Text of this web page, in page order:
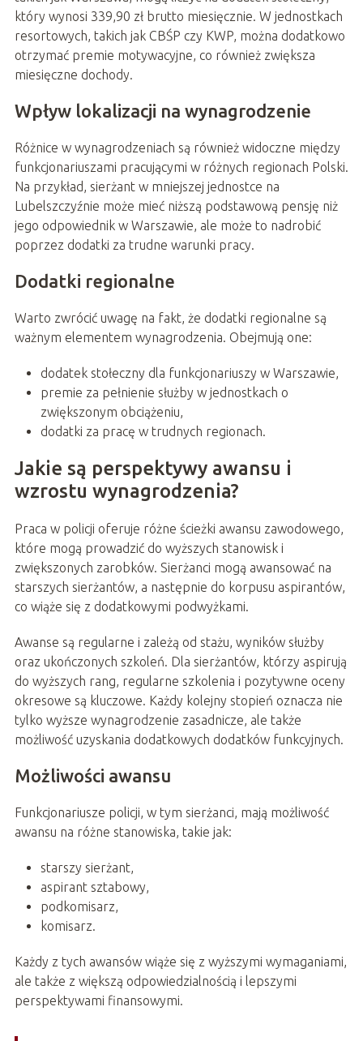
który wynosi 339,90 zł brutto miesięcznie. W jednostkach
resortowych, takich jak CBŚP czy KWP, można dodatkowo
otrzymać premie motywacyjne, co również zwiększa
miesięczne dochody.
Wpływ lokalizacji na wynagrodzenie
Różnice w wynagrodzeniach są również widoczne między
funkcjonariuszami pracującymi w różnych regionach Polski.
Na przykład, sierżant w mniejszej jednostce na
Lubelszczyźnie może mieć niższą podstawową pensję niż
jego odpowiednik w Warszawie, ale może to nadrobić
poprzez dodatki za trudne warunki pracy.
Dodatki regionalne
Warto zwrócić uwagę na fakt, że dodatki regionalne są
ważnym elementem wynagrodzenia. Obejmują one:
dodatek stołeczny dla funkcjonariuszy w Warszawie,
premie za pełnienie służby w jednostkach o
zwiększonym obciążeniu,
dodatki za pracę w trudnych regionach.
Jakie są perspektywy awansu i
wzrostu wynagrodzenia?
Praca w policji oferuje różne ścieżki awansu zawodowego,
które mogą prowadzić do wyższych stanowisk i
zwiększonych zarobków. Sierżanci mogą awansować na
starszych sierżantów, a następnie do korpusu aspirantów,
co wiąże się z dodatkowymi podwyżkami.
Awanse są regularne i zależą od stażu, wyników służby
oraz ukończonych szkoleń. Dla sierżantów, którzy aspirują
do wyższych rang, regularne szkolenia i pozytywne oceny
okresowe są kluczowe. Każdy kolejny stopień oznacza nie
tylko wyższe wynagrodzenie zasadnicze, ale także
możliwość uzyskania dodatkowych dodatków funkcyjnych.
Możliwości awansu
Funkcjonariusze policji, w tym sierżanci, mają możliwość
awansu na różne stanowiska, takie jak:
starszy sierżant,
aspirant sztabowy,
podkomisarz,
komisarz.
Każdy z tych awansów wiąże się z wyższymi wymaganiami,
ale także z większą odpowiedzialnością i lepszymi
perspektywami finansowymi.